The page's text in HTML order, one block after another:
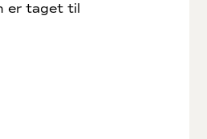
er taget til